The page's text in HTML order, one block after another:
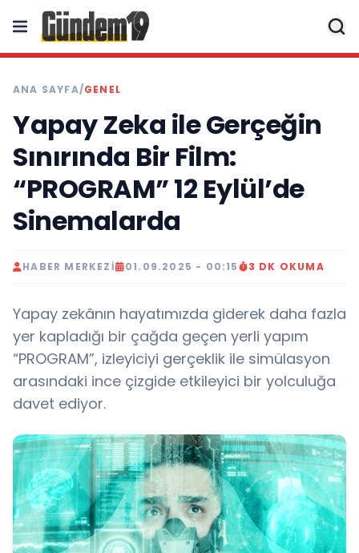
ANA SAYFA/GENEL
Yapay Zeka ile Gerçeğin
Sınırında Bir Film:
“PROGRAM” 12 Eylül’de
Sinemalarda
HABER MERKEZI 01.09.2025 - 00:15 3 DK OKUMA
Yapay zekânın hayatımızda giderek daha fazla
yer kapladığı bir çağda geçen yerli yapım
“PROGRAM”, izleyiciyi gerçeklik ile simülasyon
arasındaki ince çizgide etkileyici bir yolculuğa
davet ediyor.